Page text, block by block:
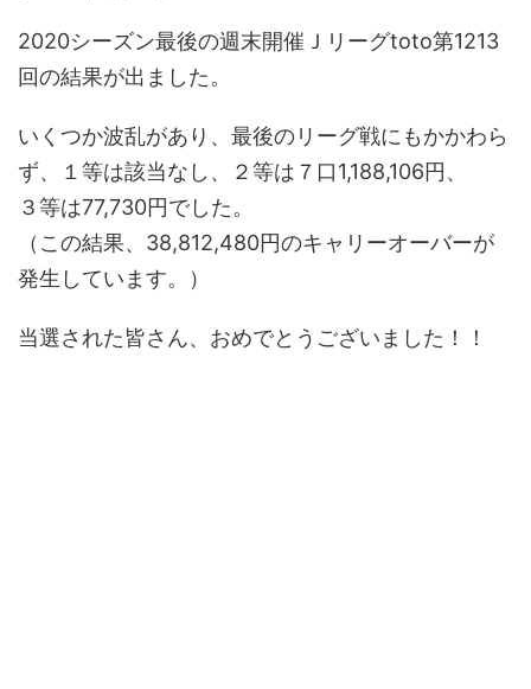
2020シーズン最後の週末開催Ｊリーグtoto第1213
回の結果が出ました。
いくつか波乱があり、最後のリーグ戦にもかかわら
ず、１等は該当なし、２等は７口1,188,106円、
３等は77,730円でした。
（この結果、38,812,480円のキャリーオーバーが
発生しています。）
当選された皆さん、おめでとうございました！！